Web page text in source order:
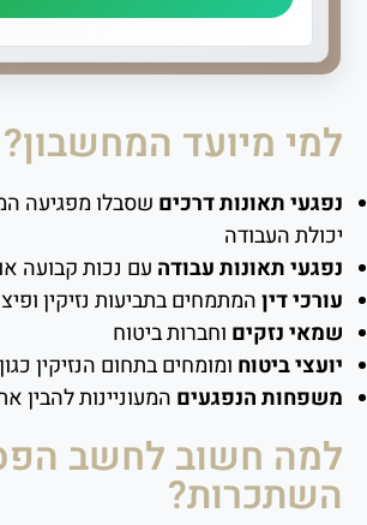
למי מיועד המחשבון?
נפגעי תאונות דרכים שסבלו מפגיעה
יכולת העבודה
נפגעי תאונות עבודה עם נכות קבועה
עורכי דיןהמתמחים בתביעות נזיקין
שמאי נזקים וחברות ביטוח
יועצי ביטוח ומומחים בתחום הנזיקין כגון
משפחות הנפגעים המעוניינות להבין
למה חשוב לחשב
השתכרות?